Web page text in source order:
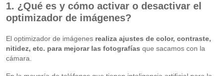
1. ¿Qué es y cómo activar o desactivar el
optimizador de imágenes?
El optimizador de imágenesrealiza ajustes de color, contraste,
nitidez, etc. para mejorar las fotografías que sacamos con la
cámara.